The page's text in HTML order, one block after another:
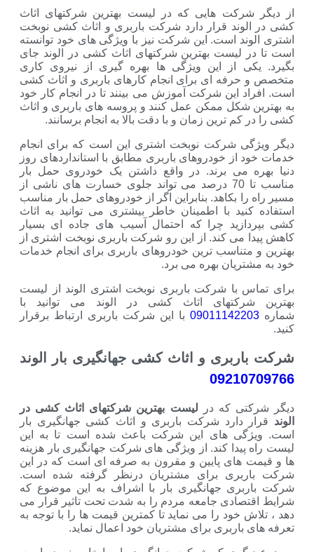
از دیگر شرکت هایی که در لیست بهترین شرکتهای اثاث
کشی در الوند قرار دارد شرکت باربری و اثاث کشی نوبخت
اشتری الوند است. این شرکت نیز با ویژگی های خود توانسته
است تا در لیست بهترین شرکتهای اثاث کشی در الوند جای
بگیرد. یکی از این ویژگی ها بهره گیری از نیروی کاری
متخصص و حرفه ای برای انجام کارهای باربری و اثاث کشی
است. افراد این شرکت آموزش می بینند تا در انجام کار خود
به بهترین شکل ممکن عمل کنند و پروسه های باربری و اثاث
کشی را در کم ترین زمان و با دقت بالا به انجام برسانند.
دیگر ویژگی شرکت نوبخت اشتری این است که برای انجام
خدمات خود از خودروهای باربری مطابق با استانداردهای روز
دنیا بهره می برند. در واقع داشتن یک خودروی حمل بار
مناسب تا 70 درصد می تواند جلوی خسارت های ناشی از
مسیر راه را بکاهد. بنابراین اگر از خودروهای حمل بار مناسب
استفاده کنید با اطمینان خاطر بیشتری می توانید به اثاث
کشی بپردازید چرا که احتمال آسیب های جاده ای بسیار
کاهش پیدا می کند. از این رو شرکت باربری نوبخت اشتری از
بهترین و متناسب ترین خودروهای باربری برای انجام خدمات
خود به مشتریان بهره می برد.
برای تماس با شرکت باربری نوبخت اشتری الوند از لیست
بهترین شرکتهای اثاث کشی در الوند می توانید با
شماره 09011142203 با این شرکت باربری ارتباط برقرار
کنید.
شرکت باربری و اثاث کشی جهانگیری بار الوند
09210709766
دیگر شرکتی که در
لیست بهترین شرکتهای اثاث کشی در
الوند قرار دارد شرکت باربری و اثاث کشی جهانگیری بار
است. ویژگی های این شرکت باعث شده است تا به این
لیست راه پیدا کند. از ویژگی های شرکت جهانگیری بار هزینه
ها و قیمت های پایین و مقرون به صرفه ای است که در این
شرکت باربری برای مشتریان درنظر گرفته شده است.
شرکت باربری جهانگیری بار با اشراف به این موضوع که
شرایط اقتصادی جامعه مردم را به شدت تحت تاثیر قرار می
دهد ، تلاش خود را می نماید تا کمترین قیمت ها را با توجه به
تعرفه های باربری برای مشتریان خود اعمال نماید.